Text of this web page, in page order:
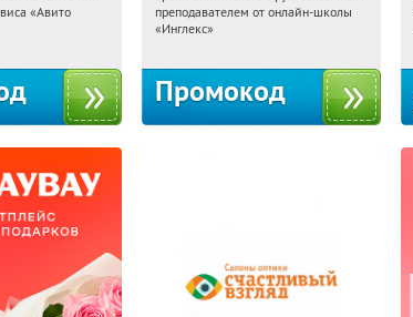
«Авито
Россия
преподавателем от онлайн-школы
«Инглекс»
Промокод